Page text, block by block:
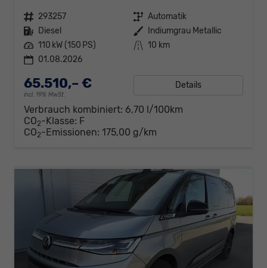
Fahrzeugnr. 293257 Getriebe Automatik
Kraftstoff Diesel Außenfarbe
Indiumgrau Metallic
Leistung 110 kW (150 PS) Kilometerstand 10 km
01.08.2026
65.510,– €
incl. 19% MwSt.
Details
Verbrauch kombiniert: 6,70 l/100km
CO2-Klasse: F
CO2-Emissionen: 175,00 g/km